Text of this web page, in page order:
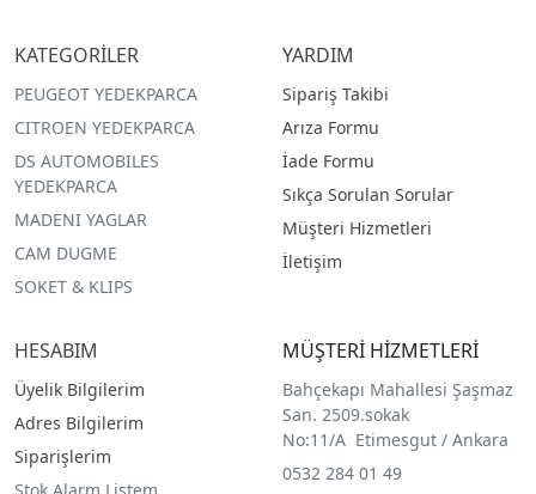
KATEGORİLER
PEUGEOT YEDEKPARCA
CITROEN YEDEKPARCA
DS AUTOMOBILES
YEDEKPARCA
MADENI YAGLAR
CAM DUGME
SOKET & KLIPS
YARDIM
Sipariş Takibi
Arıza Formu
İade Formu
Sıkça Sorulan Sorular
Müşteri Hizmetleri
İletişim
HESABIM
Üyelik Bilgilerim
Adres Bilgilerim
Siparişlerim
MÜŞTERİ HİZMETLERİ
Bahçekapı Mahallesi Şaşmaz
San. 2509.sokak
No:11/A Etimesgut / Ankara
0532 284 01 49